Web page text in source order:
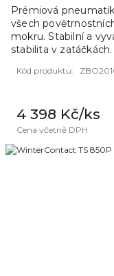
Kód produktu:
4 398 Kč/ks
Cena včetně DPH
Prémiová
všech
mokru. Stabilní a
stabilita v zatáčkách.